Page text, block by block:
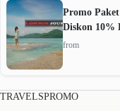
Promo
Diskon 10%
from
TRAVELSPROMO